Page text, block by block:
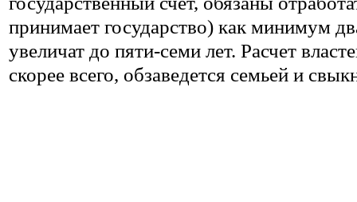
принимает государство) как минимум
увеличат до пяти-семи лет. Расчет
скорее всего, обзаведется семьей и